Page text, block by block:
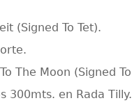
(Signed To Tet).
The Moon (Signed To
300mts. en Rada Tilly.